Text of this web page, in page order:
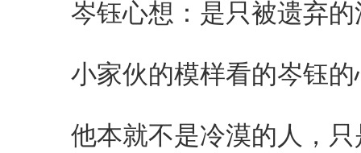
岑钰心想：是只被遗弃的
小家伙的模样看的岑钰的
他本就不是冷漠的人，只